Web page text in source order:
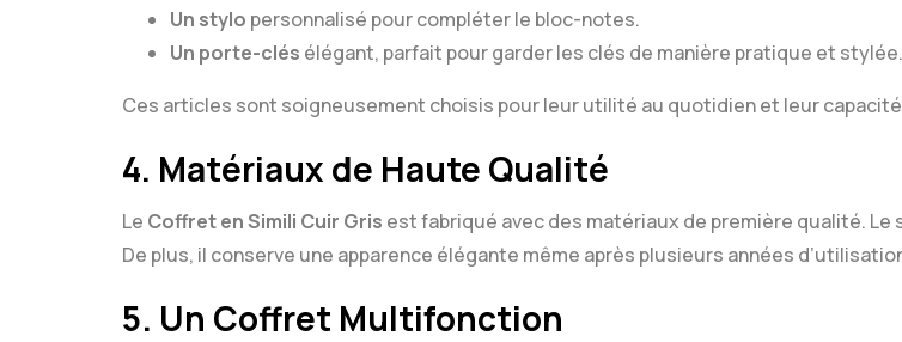
Un stylo personnalisé pour compléter le bloc-notes.
Un porte-clés élégant, parfait pour garder les clés de manière pratique et stylée.
Ces articles sont soigneusement choisis pour leur utilité au quotidien et leur
4. Matériaux de Haute Qualité
Le Coffret en Simili Cuir Gris est fabriqué avec des matériaux de première qualité.
De plus, il conserve une apparence élégante même après plusieurs années
5. Un Coffret Multifonction